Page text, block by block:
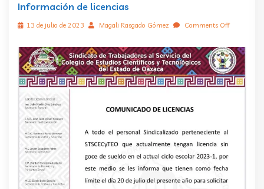
Información de licencias
13 de julio de 2023 Magali Rasgado Gómez Comments Off